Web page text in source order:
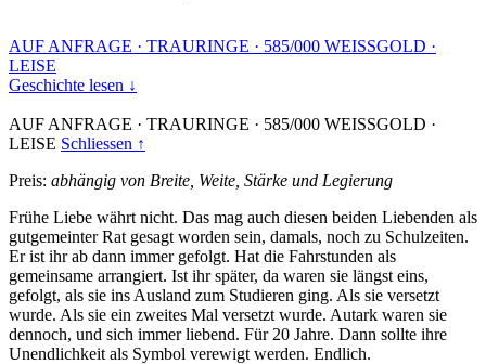
AUF ANFRAGE · TRAURINGE · 585/000 WEISSGOLD ·
LEISE
Geschichte lesen ↓
AUF ANFRAGE · TRAURINGE · 585/000 WEISSGOLD ·
LEISE Schliessen ↑
Preis: abhängig von Breite, Weite, Stärke und Legierung
Frühe Liebe währt nicht. Das mag auch diesen beiden Liebenden als
gutgemeinter Rat gesagt worden sein, damals, noch zu Schulzeiten.
Er ist ihr ab dann immer gefolgt. Hat die Fahrstunden als
gemeinsame arrangiert. Ist ihr später, da waren sie längst eins,
gefolgt, als sie ins Ausland zum Studieren ging. Als sie versetzt
wurde. Als sie ein zweites Mal versetzt wurde. Autark waren sie
dennoch, und sich immer liebend. Für 20 Jahre. Dann sollte ihre
Unendlichkeit als Symbol verewigt werden. Endlich.